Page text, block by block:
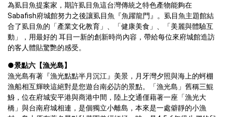
為虱目魚提案家，期許虱目魚這台灣傳統之特色產物能夠在
Sabafish府城館努力之後讓虱目魚『魚躍龍門』。虱目魚主題館結
合了虱目魚的「產業文化教育」、「健康美食」、「美麗與體驗互
動」，用最好的 耳目一新的創新時尚內容，帶給每位來府城館造訪
的客人體貼驚艷的感受。
●景點六【漁光島】
漁光島有著『漁光點點半月沉江』美景，月牙灣夕照與海上的蚵棚
漁船相互輝映這絕對是您遊台南必訪的景點。「漁光島」舊稱三鯤
鯓，位在府城安平港與商港中間，陸上交通僅藉著一座「漁光大
橋」與台南府城相連，是個獨立小離島，本來是一處僻靜的小漁